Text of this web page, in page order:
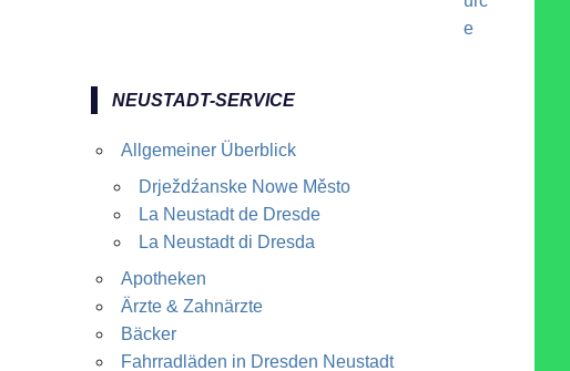
NEUSTADT-SERVICE
Allgemeiner Überblick
Drježdźanske Nowe Město
La Neustadt de Dresde
La Neustadt di Dresda
Apotheken
Ärzte & Zahnärzte
Bäcker
Fahrradläden in Dresden Neustadt